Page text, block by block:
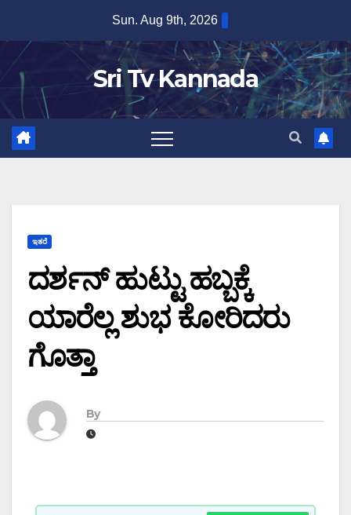
content
Sun. Aug 9th, 2026
Sri Tv Kannada
ಇತರೆ
ದರ್ಶನ್ ಹುಟ್ಟು ಹಬ್ಬಕ್ಕೆ
ಯಾರೆಲ್ಲ ಶುಭ ಕೋರಿದರು
ಗೊತ್ತಾ
By